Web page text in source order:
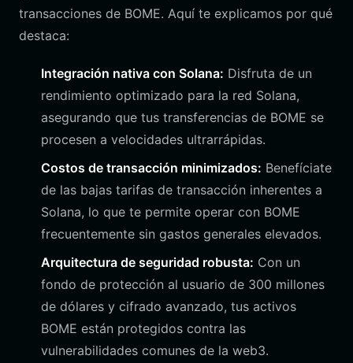
transacciones de BOME. Aquí te explicamos por qué
destaca:
Integración nativa con Solana: Disfruta de un
rendimiento optimizado para la red Solana,
asegurando que tus transferencias de BOME se
procesen a velocidades ultrarrápidas.
Costos de transacción minimizados: Benefíciate
de las bajas tarifas de transacción inherentes a
Solana, lo que te permite operar con BOME
frecuentemente sin gastos generales elevados.
Arquitectura de seguridad robusta: Con un
fondo de protección al usuario de 300 millones
de dólares y cifrado avanzado, tus activos
BOME están protegidos contra las
vulnerabilidades comunes de la web3.